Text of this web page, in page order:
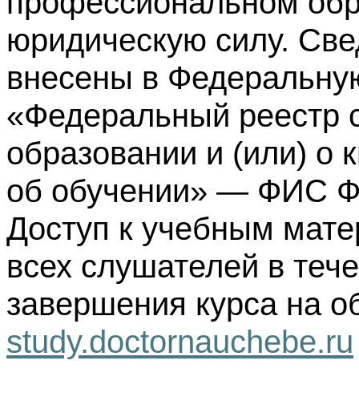
юридическую силу.
внесены в
«Федеральный реестр
образовании и (или) о
об обучении» — ФИС
Доступ к учебным
всех слушателей в
завершения курса на
study.doctornauchebe.ru